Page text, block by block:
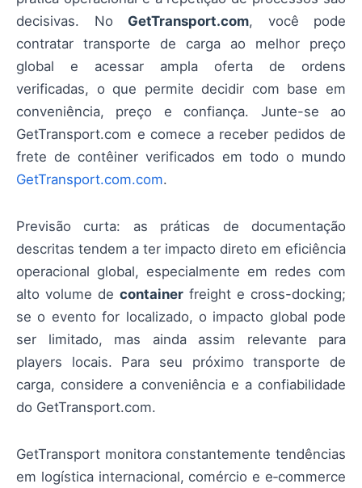
decisivas. No GetTransport.com, você pode
contratar transporte de carga ao melhor preço
global e acessar ampla oferta de ordens
verificadas, o que permite decidir com base em
conveniência, preço e confiança. Junte-se ao
GetTransport.com e comece a receber pedidos de
frete de contêiner verificados em todo o mundo
GetTransport.com.com.
Previsão curta: as práticas de documentação
descritas tendem a ter impacto direto em eficiência
operacional global, especialmente em redes com
alto volume de container freight e cross-docking;
se o evento for localizado, o impacto global pode
ser limitado, mas ainda assim relevante para
players locais. Para seu próximo transporte de
carga, considere a conveniência e a confiabilidade
do GetTransport.com.
GetTransport monitora constantemente tendências
em logística internacional, comércio e e‑commerce